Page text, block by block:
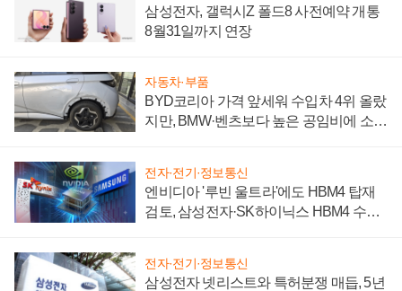
삼성전자, 갤럭시Z 폴드8 사전예약 개통
8월31일까지 연장
자동차·부품
BYD코리아 가격 앞세워 수입차 4위 올랐
지만, BMW·벤츠보다 높은 공임비에 소비
전자·전기·정보통신
엔비디아 '루빈 울트라'에도 HBM4 탑재
검토, 삼성전자·SK하이닉스 HBM4 수율
전자·전기·정보통신
삼성전자 넷리스트와 특허분쟁 매듭, 5년